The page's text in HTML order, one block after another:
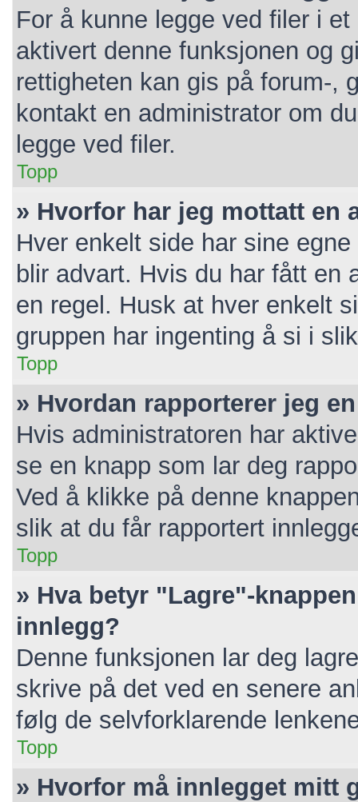
For å kunne legge ved filer i
aktivert denne funksjonen og
rettigheten kan gis på forum-,
kontakt en administrator om
legge ved filer.
Topp
» Hvorfor har jeg mottatt en
Hver enkelt side har sine
blir advart. Hvis du har fått en
en regel. Husk at hver enkelt
gruppen har ingenting å si i
Topp
» Hvordan rapporterer jeg
Hvis administratoren har
se en knapp som lar deg
Ved å klikke på denne
slik at du får rapportert
Topp
» Hva betyr "Lagre"-
innlegg?
Denne funksjonen lar deg
skrive på det ved en senere
følg de selvforklarende
Topp
» Hvorfor må innlegget mitt